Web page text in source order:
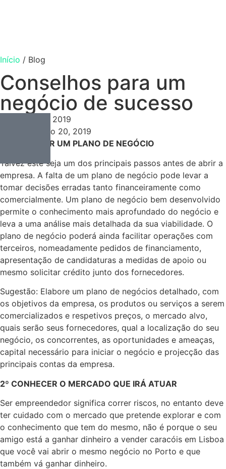
Início / Blog
Conselhos para um
negócio de sucesso
Fevereiro 20, 2019
Fevereiro 20, 2019
1º ELABORAR UM PLANO DE NEGÓCIO
Talvez este seja um dos principais passos antes de abrir a
empresa. A falta de um plano de negócio pode levar a
tomar decisões erradas tanto financeiramente como
comercialmente. Um plano de negócio bem desenvolvido
permite o conhecimento mais aprofundado do negócio e
leva a uma análise mais detalhada da sua viabilidade. O
plano de negócio poderá ainda facilitar operações com
terceiros, nomeadamente pedidos de financiamento,
apresentação de candidaturas a medidas de apoio ou
mesmo solicitar crédito junto dos fornecedores.
Sugestão: Elabore um plano de negócios detalhado, com
os objetivos da empresa, os produtos ou serviços a serem
comercializados e respetivos preços, o mercado alvo,
quais serão seus fornecedores, qual a localização do seu
negócio, os concorrentes, as oportunidades e ameaças,
capital necessário para iniciar o negócio e projecção das
principais contas da empresa.
2º CONHECER O MERCADO QUE IRÁ ATUAR
Ser empreendedor significa correr riscos, no entanto deve
ter cuidado com o mercado que pretende explorar e com
o conhecimento que tem do mesmo, não é porque o seu
amigo está a ganhar dinheiro a vender caracóis em Lisboa
que você vai abrir o mesmo negócio no Porto e que
também vá ganhar dinheiro.